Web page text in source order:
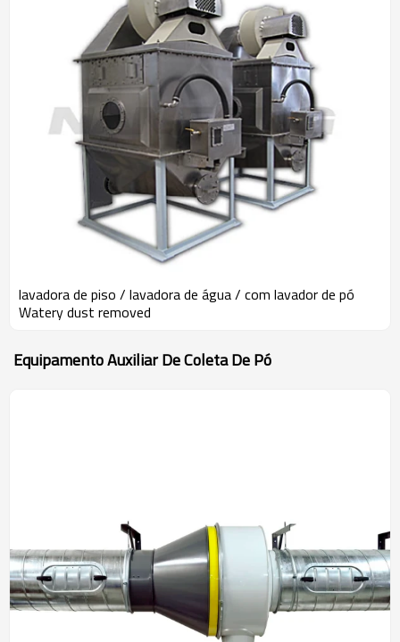
lavadora de piso / lavadora de água / com lavador de pó
Watery dust removed
Equipamento Auxiliar De Coleta De Pó